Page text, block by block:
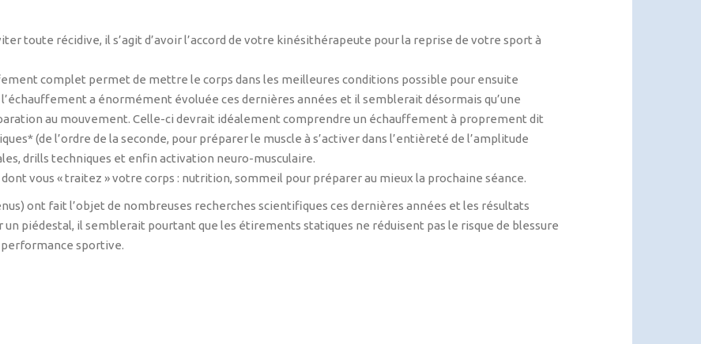
toute récidive, il s’agit d’avoir l’accord de votre kinésithérapeute pour la reprise de votre sport à
complet permet de mettre le corps dans les meilleures conditions possible pour ensuite
a énormément évoluée ces dernières années et il semblerait désormais qu’une
au mouvement. Celle-ci devrait idéalement comprendre un échauffement à proprement dit
(de l’ordre de la seconde, pour préparer le muscle à s’activer dans l’entièreté de l’amplitude
drills techniques et enfin activation neuro-musculaire.
dont vous « traitez » votre corps : nutrition, sommeil pour préparer au mieux la prochaine séance.
ont fait l’objet de nombreuses recherches scientifiques ces dernières années et les résultats
piédestal, il semblerait pourtant que les étirements statiques ne réduisent pas le risque de blessure
sportive.